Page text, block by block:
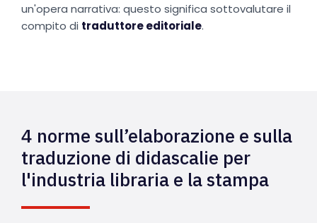
un'opera narrativa: questo significa sottovalutare il
compito di traduttore editoriale.
4 norme sull’elaborazione e sulla
traduzione di didascalie per
l'industria libraria e la stampa